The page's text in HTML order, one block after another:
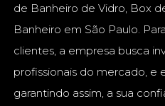
de Banheiro de Vidro, Box
Banheiro em São Paulo.
clientes, a empresa busca
profissionais do mercado, e
garantindo assim, a sua